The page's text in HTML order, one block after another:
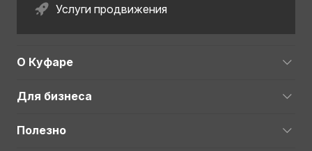
Услуги продвижения
О Куфаре
Для бизнеса
Полезно